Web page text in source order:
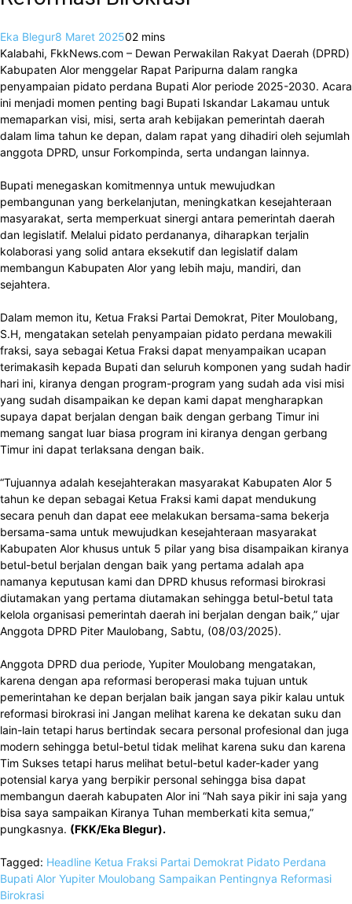
Eka Blegur8 Maret 202502 mins
Kalabahi, FkkNews.com – Dewan Perwakilan Rakyat Daerah (DPRD)
Kabupaten Alor menggelar Rapat Paripurna dalam rangka
penyampaian pidato perdana Bupati Alor periode 2025-2030. Acara
ini menjadi momen penting bagi Bupati Iskandar Lakamau untuk
memaparkan visi, misi, serta arah kebijakan pemerintah daerah
dalam lima tahun ke depan, dalam rapat yang dihadiri oleh sejumlah
anggota DPRD, unsur Forkompinda, serta undangan lainnya.
Bupati menegaskan komitmennya untuk mewujudkan
pembangunan yang berkelanjutan, meningkatkan kesejahteraan
masyarakat, serta memperkuat sinergi antara pemerintah daerah
dan legislatif. Melalui pidato perdananya, diharapkan terjalin
kolaborasi yang solid antara eksekutif dan legislatif dalam
membangun Kabupaten Alor yang lebih maju, mandiri, dan
sejahtera.
Dalam memon itu, Ketua Fraksi Partai Demokrat, Piter Moulobang,
S.H, mengatakan setelah penyampaian pidato perdana mewakili
fraksi, saya sebagai Ketua Fraksi dapat menyampaikan ucapan
terimakasih kepada Bupati dan seluruh komponen yang sudah hadir
hari ini, kiranya dengan program-program yang sudah ada visi misi
yang sudah disampaikan ke depan kami dapat mengharapkan
supaya dapat berjalan dengan baik dengan gerbang Timur ini
memang sangat luar biasa program ini kiranya dengan gerbang
Timur ini dapat terlaksana dengan baik.
“Tujuannya adalah kesejahterakan masyarakat Kabupaten Alor 5
tahun ke depan sebagai Ketua Fraksi kami dapat mendukung
secara penuh dan dapat eee melakukan bersama-sama bekerja
bersama-sama untuk mewujudkan kesejahteraan masyarakat
Kabupaten Alor khusus untuk 5 pilar yang bisa disampaikan kiranya
betul-betul berjalan dengan baik yang pertama adalah apa
namanya keputusan kami dan DPRD khusus reformasi birokrasi
diutamakan yang pertama diutamakan sehingga betul-betul tata
kelola organisasi pemerintah daerah ini berjalan dengan baik,” ujar
Anggota DPRD Piter Maulobang, Sabtu, (08/03/2025).
Anggota DPRD dua periode, Yupiter Moulobang mengatakan,
karena dengan apa reformasi beroperasi maka tujuan untuk
pemerintahan ke depan berjalan baik jangan saya pikir kalau untuk
reformasi birokrasi ini Jangan melihat karena ke dekatan suku dan
lain-lain tetapi harus bertindak secara personal profesional dan juga
modern sehingga betul-betul tidak melihat karena suku dan karena
Tim Sukses tetapi harus melihat betul-betul kader-kader yang
potensial karya yang berpikir personal sehingga bisa dapat
membangun daerah kabupaten Alor ini “Nah saya pikir ini saja yang
bisa saya sampaikan Kiranya Tuhan memberkati kita semua,”
pungkasnya. (FKK/Eka Blegur).
Tagged: Headline Ketua Fraksi Partai Demokrat Pidato Perdana
Bupati Alor Yupiter Moulobang Sampaikan Pentingnya Reformasi
Birokrasi